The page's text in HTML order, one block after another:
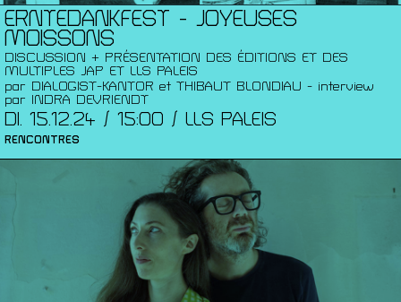
ERNTEDANKFEST - JOYEUSES
MOISSONS
DISCUSSION + PRÉSENTATION DES ÉDITIONS ET DES
MULTIPLES JAP ET LLS PALEIS
par DIALOGIST-KANTOR et THIBAUT BLONDIAU - interview
par INDRA DEVRIENDT
DI. 15.12.24 / 15:00 / LLS PALEIS
RENCONTRES